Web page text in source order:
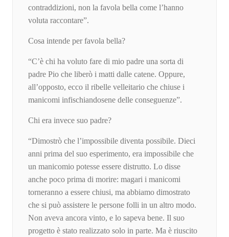
contraddizioni, non la favola bella come l’hanno
voluta raccontare”.
Cosa intende per favola bella?
“C’è chi ha voluto fare di mio padre una sorta di
padre Pio che liberò i matti dalle catene. Oppure,
all’opposto, ecco il ribelle velleitario che chiuse i
manicomi infischiandosene delle conseguenze”.
Chi era invece suo padre?
“Dimostrò che l’impossibile diventa possibile. Dieci
anni prima del suo esperimento, era impossibile che
un manicomio potesse essere distrutto. Lo disse
anche poco prima di morire: magari i manicomi
torneranno a essere chiusi, ma abbiamo dimostrato
che si può assistere le persone folli in un altro modo.
Non aveva ancora vinto, e lo sapeva bene. Il suo
progetto è stato realizzato solo in parte. Ma è riuscito